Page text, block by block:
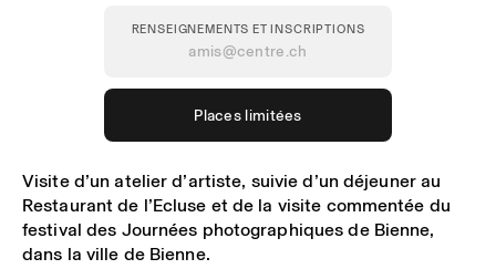
RENSEIGNEMENTS ET INSCRIPTIONS
amis@centre.ch
Places limitées
Visite d’un atelier d’artiste, suivie d’un déjeuner au
Restaurant de l’Ecluse et de la visite commentée du
festival des Journées photographiques de Bienne,
dans la ville de Bienne.